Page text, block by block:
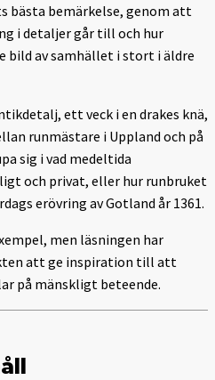
bästa bemärkelse, genom att
i detaljer går till och hur
bild av samhället i stort i äldre
ett veck i en drakes knä,
runmästare i Uppland och på
sig i vad medeltida
och privat, eller hur runbruket
erövring av Gotland år 1361.
men läsningen har
att ge inspiration till att
på mänskligt beteende.